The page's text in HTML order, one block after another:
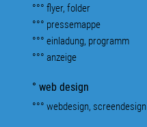
°°° flyer, folder
°°° pressemappe
°°° einladung, programm
°°° anzeige
° web design
°°° webdesign, screendesign